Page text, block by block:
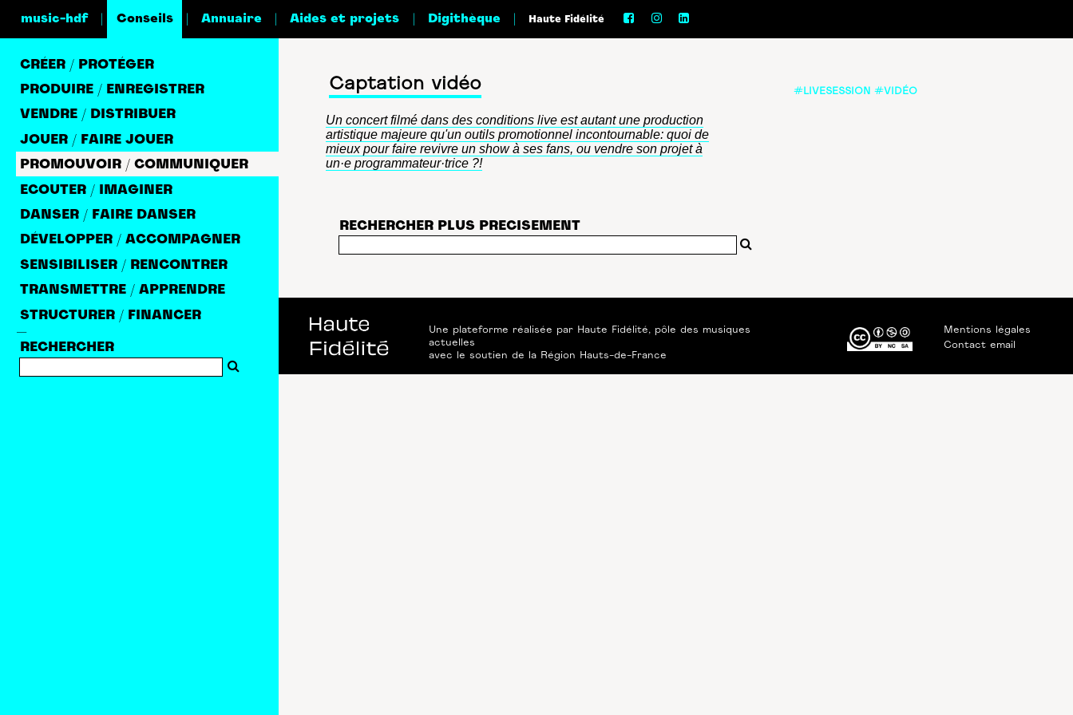
music-hdf Conseils Annuaire Aides et projets Digithèque Haute Fidélité
CRÉER / PROTÉGER
PRODUIRE / ENREGISTRER
VENDRE / DISTRIBUER
JOUER / FAIRE JOUER
PROMOUVOIR / COMMUNIQUER
ECOUTER / IMAGINER
DANSER / FAIRE DANSER
DÉVELOPPER / ACCOMPAGNER
SENSIBILISER / RENCONTRER
TRANSMETTRE / APPRENDRE
STRUCTURER / FINANCER
—
RECHERCHER
Captation vidéo
Un concert filmé dans des conditions live est autant une production
artistique majeure qu'un outils promotionnel incontournable: quoi de
mieux pour faire revivre un show à ses fans, ou vendre son projet à
un·e programmateur·trice ?!
#LIVESESSION #VIDÉO
RECHERCHER PLUS PRECISEMENT
Une plateforme réalisée par Haute Fidélité, pôle des musiques
actuelles
avec le soutien de
la Région Hauts-de-France
Mentions légales
Contact email